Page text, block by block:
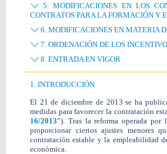
5. MODIFICACIONES EN LOS
CONTRATOS PARA LA FORMACIÓN Y
6. MODIFICACIONES EN MATERIA
7. ORDENACIÓN DE LOS
8. ENTRADA EN VIGOR
1. INTRODUCCIÓN
El 21 de diciembre de 2013 se ha
medidas para favorecer la contratación
16/2013”). Tras la reforma operada
proporcionar ciertos ajustes menores
contratación estable y la empleabilidad
económica.